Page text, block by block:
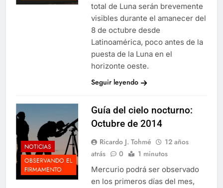
total de Luna serán brevemente
visibles durante el amanecer del
8 de octubre desde
Latinoamérica, poco antes de la
puesta de la Luna en el
horizonte oeste.
Seguir leyendo
NOTICIAS
OBSERVANDO EL
FIRMAMENTO
Guía del cielo nocturno:
Octubre de 2014
Ricardo J. Tohmé
12 años
atrás
0 1 minutos
Mercurio podrá ser observado
en los primeros días del mes,